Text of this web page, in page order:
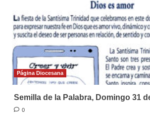
Página Diocesana
Semilla de la Palabra, Domingo 31
0